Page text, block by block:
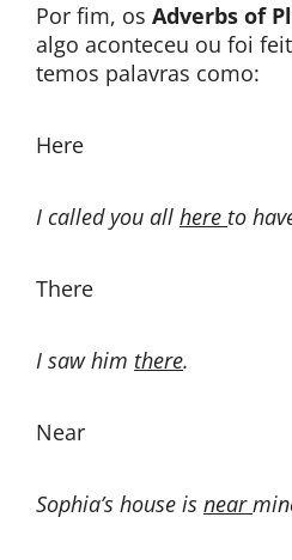
Por fim, os Adverbs of
algo aconteceu ou foi
temos palavras como:
Here
I called you all here to
There
I saw him there.
Near
Sophia’s house is near